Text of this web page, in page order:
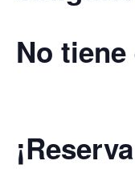
No tiene